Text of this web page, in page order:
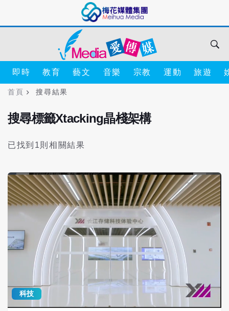
即時 教育 藝文 音樂 宗教 運動 旅遊
首頁 搜尋結果
搜尋標籤Xtacking晶棧架構
已找到1則相關結果
科技